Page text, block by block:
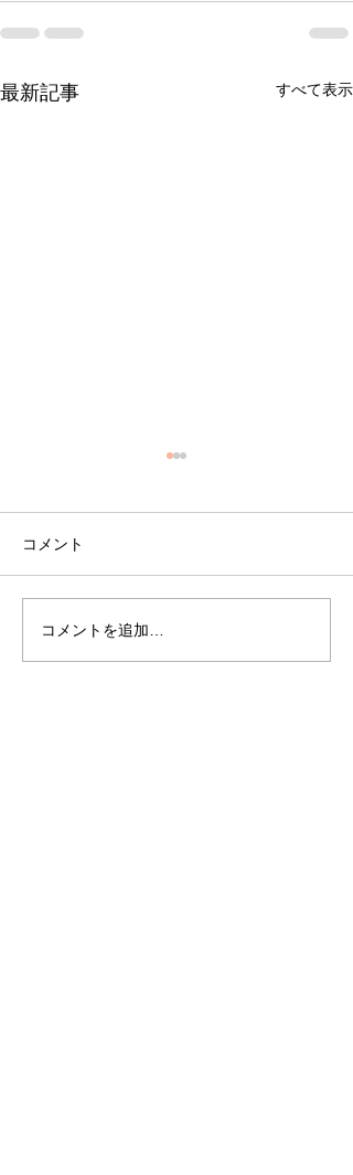
最新記事 すべて表示
新メニューがスタートし
ます💛
コメント
コメントを追加…